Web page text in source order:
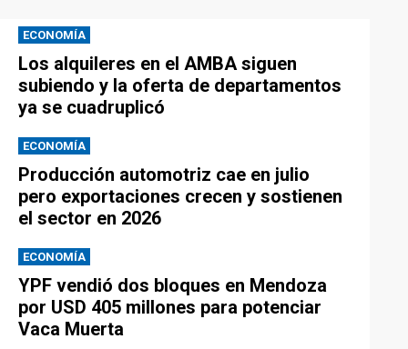
ECONOMÍA
Los alquileres en el AMBA siguen
subiendo y la oferta de departamentos
ya se cuadruplicó
ECONOMÍA
Producción automotriz cae en julio
pero exportaciones crecen y sostienen
el sector en 2026
ECONOMÍA
YPF vendió dos bloques en Mendoza
por USD 405 millones para potenciar
Vaca Muerta